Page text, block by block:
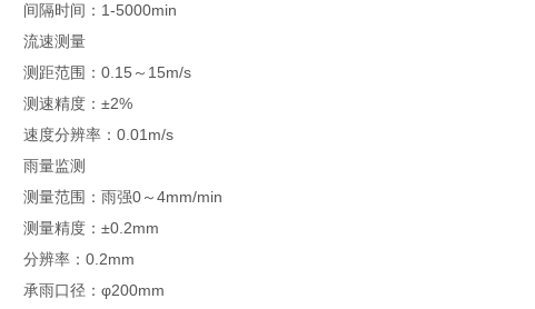
间隔时间：1-5000min
流速测量
测距范围：0.15～15m/s
测速精度：±2%
速度分辨率：0.01m/s
雨量监测
测量范围：雨强0～4mm/min
测量精度：±0.2mm
分辨率：0.2mm
承雨口径：φ200mm